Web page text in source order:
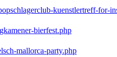
kuenstlertreff-for-
bierfest.php
mallorca-party.php